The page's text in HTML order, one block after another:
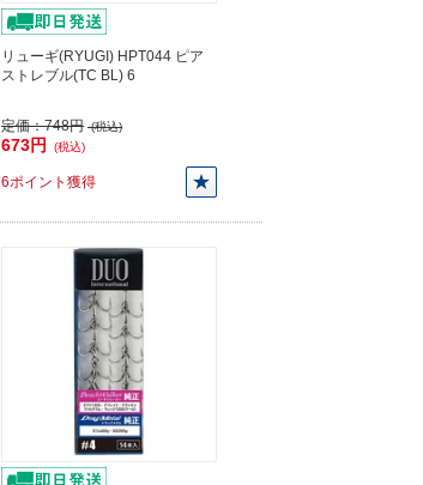
リューギ(RYUGI) HPT044 ピア
ストレブル(TC BL) 6
定価：748円 (税込)
673円 (税込)
6ポイント獲得